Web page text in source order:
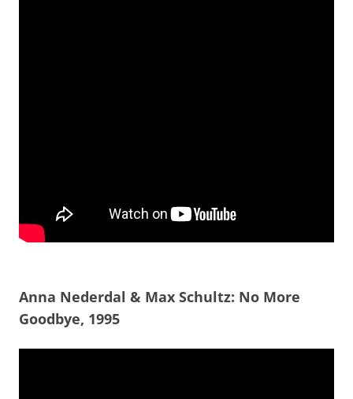
Anna Nederdal & Max Schultz: No More
Goodbye, 1995